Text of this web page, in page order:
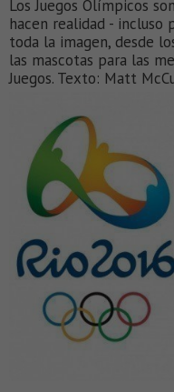
Los Juegos Olímpicos
hacen realidad - incluso
toda la imagen, desde
las mascotas para las
Juegos. Texto: Matt